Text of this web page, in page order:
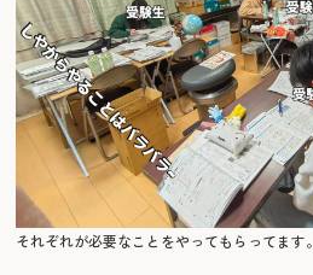
それぞれが必要なことをやってもらってます。